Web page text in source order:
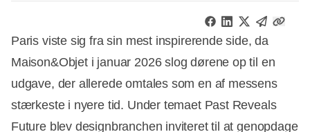
Paris viste sig fra sin mest inspirerende side, da
Maison&Objet i januar 2026 slog dørene op til en
udgave, der allerede omtales som en af messens
stærkeste i nyere tid. Under temaet Past Reveals
Future blev designbranchen inviteret til at genopdage